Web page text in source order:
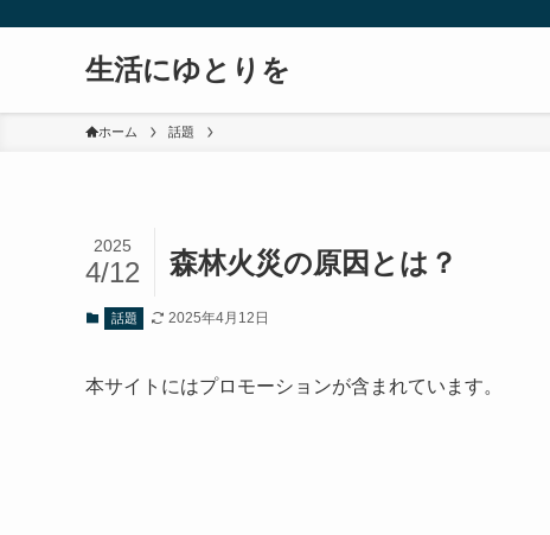
生活にゆとりを
ホーム 話題
森林火災の原因とは？
2025
4/12
話題 2025年4月12日
本サイトにはプロモーションが含まれています。